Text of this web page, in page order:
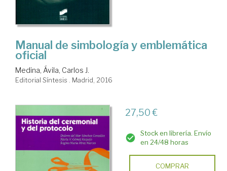
Manual de simbología y emblemática
oficial
Medina, Ávila, Carlos J.
Editorial Síntesis . Madrid, 2016
27,50 €
Stock en librería. Envío
en 24/48 horas
COMPRAR